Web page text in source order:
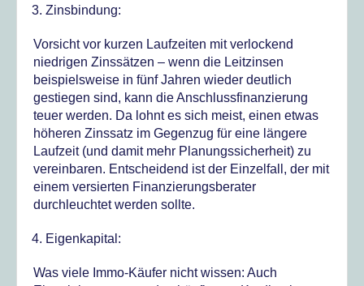
Zinsbindung:
Vorsicht vor kurzen Laufzeiten mit verlockend
niedrigen Zinssätzen – wenn die Leitzinsen
beispielsweise in fünf Jahren wieder deutlich
gestiegen sind, kann die Anschlussfinanzierung
teuer werden. Da lohnt es sich meist, einen etwas
höheren Zinssatz im Gegenzug für eine längere
Laufzeit (und damit mehr Planungssicherheit) zu
vereinbaren. Entscheidend ist der Einzelfall, der mit
einem versierten Finanzierungsberater
durchleuchtet werden sollte.
Eigenkapital:
Was viele Immo-Käufer nicht wissen: Auch